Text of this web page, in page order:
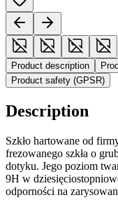
Product description
Product safety (GPSR)
Description
Szkło hartowane od
frezowanego szkła o
dotyku. Jego poziom
9H w
odporności na